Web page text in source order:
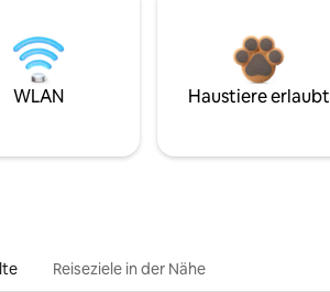
WLAN Haustiere erlaubt
Reiseziele in der Nähe